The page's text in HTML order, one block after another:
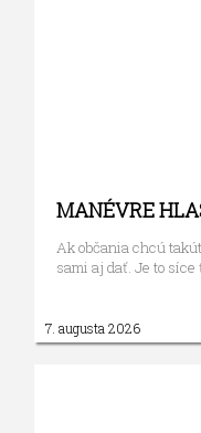
MANÉVRE
Ak občania chcú
sami aj dať. Je to
7. augusta 2026